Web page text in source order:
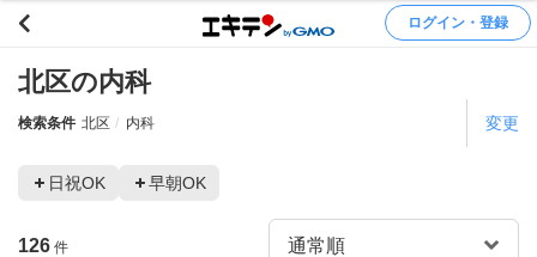
ログイン・登録
北区の内科
検索条件 北区 内科 変更
日祝OK 早朝OK
126 件